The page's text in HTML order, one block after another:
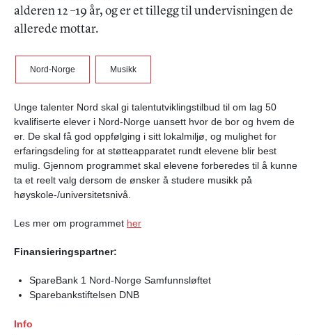
alderen 12 –19 år, og er et tillegg til undervisningen de
allerede mottar.
Nord-Norge Musikk
Unge talenter Nord skal gi talentutviklingstilbud til om lag 50
kvalifiserte elever i Nord-Norge uansett hvor de bor og hvem de
er. De skal få god oppfølging i sitt lokalmiljø, og mulighet for
erfaringsdeling for at støtteapparatet rundt elevene blir best
mulig. Gjennom programmet skal elevene forberedes til å kunne
ta et reelt valg dersom de ønsker å studere musikk på
høyskole-/universitetsnivå.
Les mer om programmet her
Finansieringspartner:
SpareBank 1 Nord-Norge Samfunnsløftet
Sparebankstiftelsen DNB
Info